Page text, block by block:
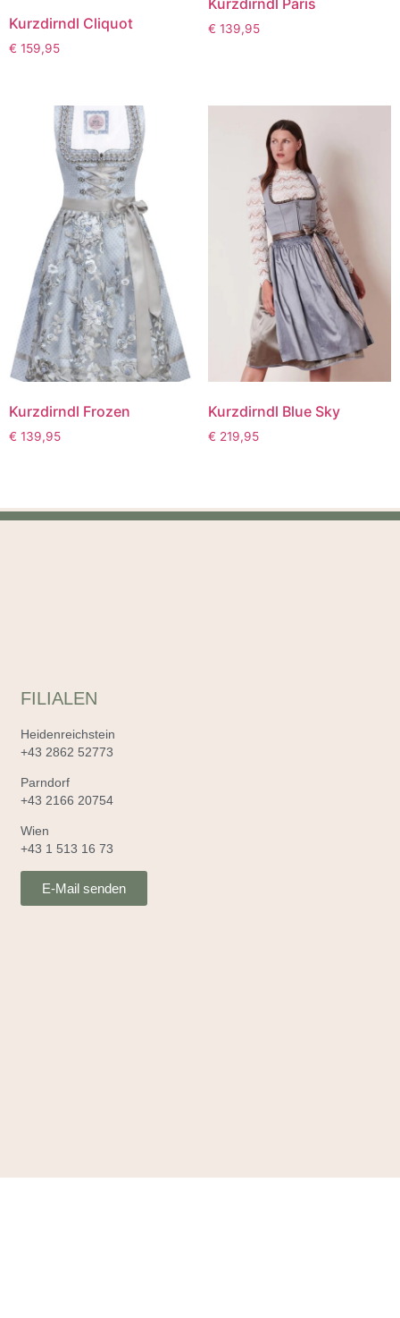
Kurzdirndl Cliquot
€ 159,95
Kurzdirndl Paris
€ 139,95
Kurzdirndl Frozen
€ 139,95
Kurzdirndl Blue Sky
€ 219,95
FILIALEN
Heidenreichstein
+43 2862 52773
Parndorf
+43 2166 20754
Wien
+43 1 513 16 73
E-Mail senden